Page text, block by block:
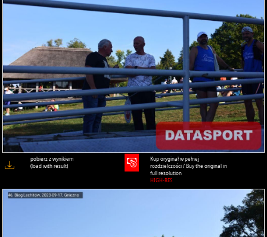
pobierz z wynikiem
(load with result)
Kup oryginał w pełnej
rozdzielczości / Buy the original in
full resolution
HIGH-RES